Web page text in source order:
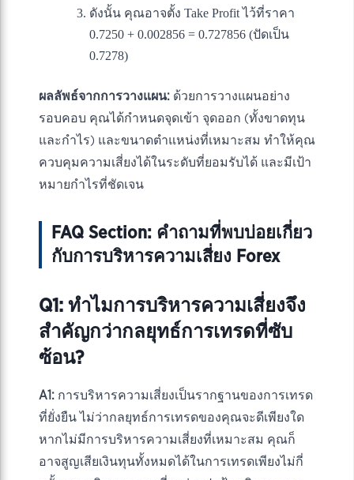
ดังนั้น คุณอาจตั้ง Take Profit ไว้ที่ราคา
0.7250 + 0.002856 = 0.727856 (ปัดเป็น
0.7278)
ผลลัพธ์จากการวางแผน: ด้วยการวางแผนอย่าง
รอบคอบ คุณได้กำหนดจุดเข้า จุดออก (ทั้งขาดทุน
และกำไร) และขนาดตำแหน่งที่เหมาะสม ทำให้คุณ
ควบคุมความเสี่ยงได้ในระดับที่ยอมรับได้ และมีเป้า
หมายกำไรที่ชัดเจน
FAQ Section: คำถามที่พบบ่อยเกี่ยว
กับการบริหารความเสี่ยง Forex
Q1: ทำไมการบริหารความเสี่ยงจึง
สำคัญกว่ากลยุทธ์การเทรดที่ซับ
ซ้อน?
A1: การบริหารความเสี่ยงเป็นรากฐานของการเทรด
ที่ยั่งยืน ไม่ว่ากลยุทธ์การเทรดของคุณจะดีเพียงใด
หากไม่มีการบริหารความเสี่ยงที่เหมาะสม คุณก็
อาจสูญเสียเงินทุนทั้งหมดได้ในการเทรดเพียงไม่กี่